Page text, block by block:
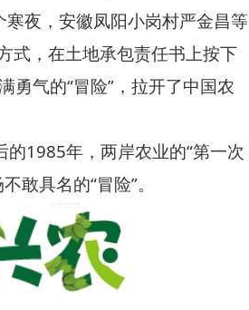
夜，安徽凤阳小岗村严金昌等
式，在土地承包责任书上按下
勇气的“冒险”，拉开了中国农
1985年，两岸农业的“第一次
敢具名的“冒险”。